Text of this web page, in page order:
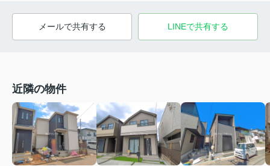
メールで共有する LINEで共有する
近隣の物件